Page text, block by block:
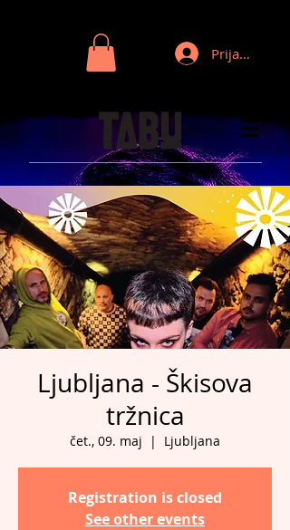
Prijava
Ljubljana - Škisova
tržnica
čet., 09. maj
  |
Ljubljana
Registration is closed
See other events